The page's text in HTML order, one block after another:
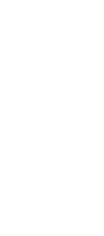
hinzufügen